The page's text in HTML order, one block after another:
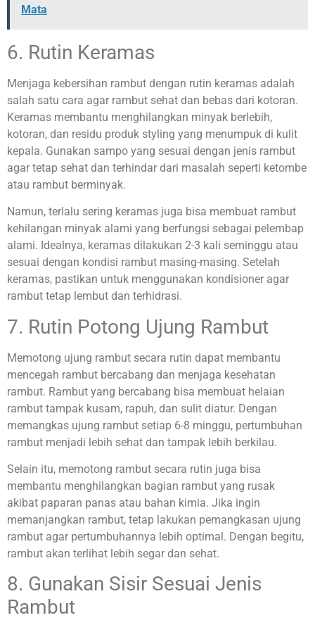
Mata
6. Rutin Keramas
Menjaga kebersihan rambut dengan rutin keramas adalah
salah satu cara agar rambut sehat dan bebas dari kotoran.
Keramas membantu menghilangkan minyak berlebih,
kotoran, dan residu produk styling yang menumpuk di kulit
kepala. Gunakan sampo yang sesuai dengan jenis rambut
agar tetap sehat dan terhindar dari masalah seperti ketombe
atau rambut berminyak.
Namun, terlalu sering keramas juga bisa membuat rambut
kehilangan minyak alami yang berfungsi sebagai pelembap
alami. Idealnya, keramas dilakukan 2-3 kali seminggu atau
sesuai dengan kondisi rambut masing-masing. Setelah
keramas, pastikan untuk menggunakan kondisioner agar
rambut tetap lembut dan terhidrasi.
7. Rutin Potong Ujung Rambut
Memotong ujung rambut secara rutin dapat membantu
mencegah rambut bercabang dan menjaga kesehatan
rambut. Rambut yang bercabang bisa membuat helaian
rambut tampak kusam, rapuh, dan sulit diatur. Dengan
memangkas ujung rambut setiap 6-8 minggu, pertumbuhan
rambut menjadi lebih sehat dan tampak lebih berkilau.
Selain itu, memotong rambut secara rutin juga bisa
membantu menghilangkan bagian rambut yang rusak
akibat paparan panas atau bahan kimia. Jika ingin
memanjangkan rambut, tetap lakukan pemangkasan ujung
rambut agar pertumbuhannya lebih optimal. Dengan begitu,
rambut akan terlihat lebih segar dan sehat.
8. Gunakan Sisir Sesuai Jenis
Rambut